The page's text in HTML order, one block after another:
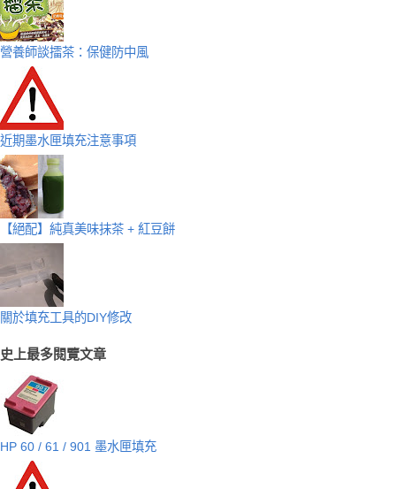
營養師談擂茶：保健防中風
近期墨水匣填充注意事項
【絕配】純真美味抹茶 + 紅豆餅
關於填充工具的DIY修改
史上最多閱覽文章
HP 60 / 61 / 901 墨水匣填充